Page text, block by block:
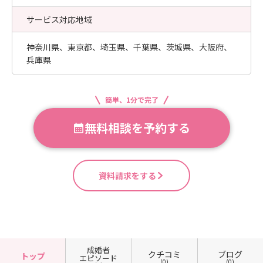
サービス対応地域
神奈川県、東京都、埼玉県、千葉県、茨城県、大阪府、
兵庫県
簡単、1分で完了
無料相談を予約する
資料請求をする
トップ
成婚者
エピソード クチコミ ブログ